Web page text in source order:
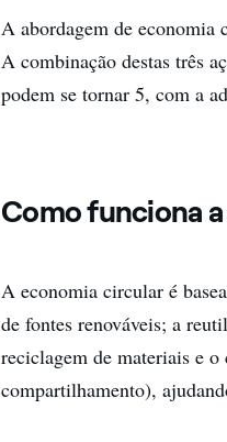
A abordagem de economia
A combinação destas três
podem se tornar 5, com a
Como funciona
A economia circular é
de fontes renováveis; a
reciclagem de materiais e
compartilhamento),